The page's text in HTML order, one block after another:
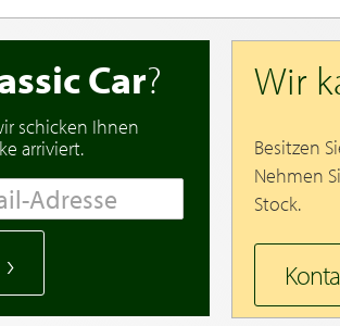
Car?
schicken Ihnen
arriviert.
Wir
Besitzen
Nehmen
Stock.